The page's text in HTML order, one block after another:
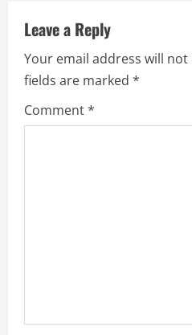
e
R
e
Leave a Reply
Your email address will
fields are marked *
Comment*